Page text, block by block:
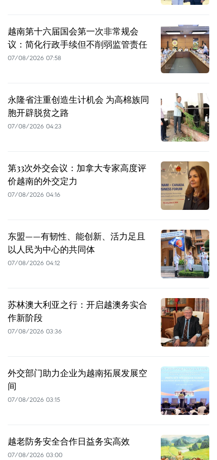
越南第十六届国会第一次非常规会
议：简化行政手续但不削弱监管责任
07/08/2026 07:58
永隆省注重创造生计机会 为高棉族同
胞开辟脱贫之路
07/08/2026 04:23
第33次外交会议：加拿大专家高度评
价越南的外交定力
07/08/2026 04:16
东盟——有韧性、能创新、活力足且
以人民为中心的共同体
07/08/2026 04:12
苏林澳大利亚之行：开启越澳务实合
作新阶段
07/08/2026 03:36
外交部门助力企业为越南拓展发展空
间
07/08/2026 03:15
越老防务安全合作日益务实高效
07/08/2026 03:00